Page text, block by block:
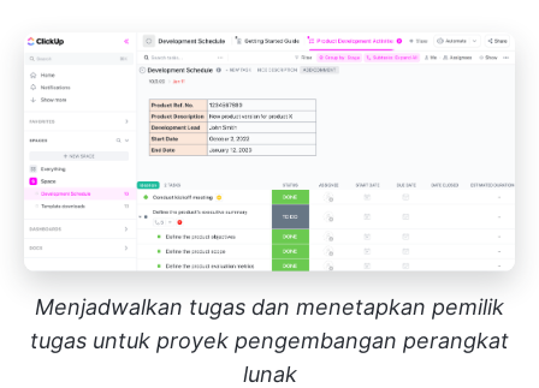
Menjadwalkan tugas dan menetapkan pemilik
tugas untuk proyek pengembangan perangkat
lunak